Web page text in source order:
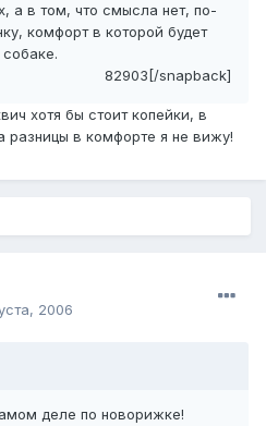
а в том, что смысла нет, по-
комфорт в которой будет
82903[/snapback]
хотя бы стоит копейки, в
разницы в комфорте я не вижу!
2006
деле по новорижке!